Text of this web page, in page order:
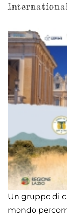
Un gruppo di
mondo